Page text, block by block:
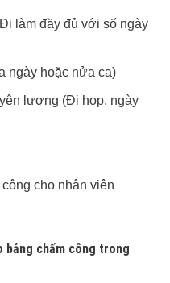
làm đầy đủ với số ngày
ngày hoặc nửa ca)
lương (Đi họp, ngày
cho nhân viên
bảng chấm công trong